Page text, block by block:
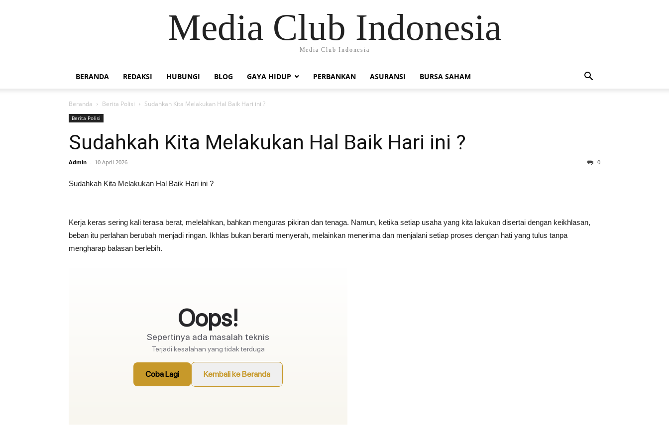
Media Club Indonesia
Media Club Indonesia
BERANDA REDAKSI HUBUNGI BLOG GAYA HIDUP PERBANKAN ASURANSI BURSA SAHAM
Beranda Berita Polisi Sudahkah Kita Melakukan Hal Baik Hari ini ?
Berita Polisi
Sudahkah Kita Melakukan Hal Baik Hari ini ?
Admin - 10 April 2026 0
Sudahkah Kita Melakukan Hal Baik Hari ini ?
Kerja keras sering kali terasa berat, melelahkan, bahkan menguras pikiran dan tenaga. Namun, ketika setiap usaha yang kita lakukan disertai dengan keikhlasan,
beban itu perlahan berubah menjadi ringan. Ikhlas bukan berarti menyerah, melainkan menerima dan menjalani setiap proses dengan hati yang tulus tanpa
mengharap balasan berlebih.